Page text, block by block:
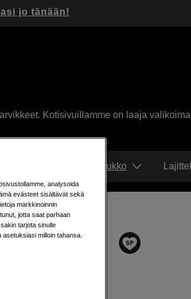
Kotisivuillamme on laaja
Ruudukko
jo tänään!
analysoida
evästeet sisältävät sekä
markkinoinnin
jotta saat parhaan
tarjota sinulle
milloin tahansa.